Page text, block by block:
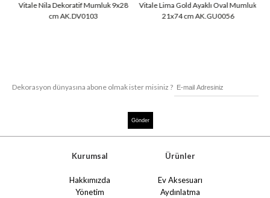
Vitale Nila Dekoratif Mumluk 9x28
cm AK.DV0103
Vitale Lima Gold Ayaklı Oval Mumluk
21x74 cm AK.GU0056
Dekorasyon dünyasına abone olmak ister misiniz ?
Kurumsal
Hakkımızda
Yönetim
Ürünler
Ev Aksesuarı
Aydınlatma